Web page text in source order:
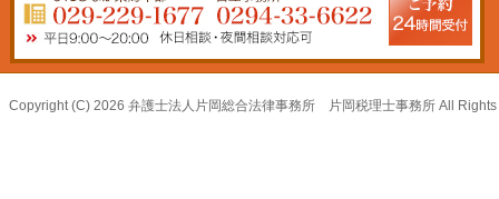
Copyright (C) 2026 弁護士法人片岡総合法律事務所 片岡税理士事務所 All